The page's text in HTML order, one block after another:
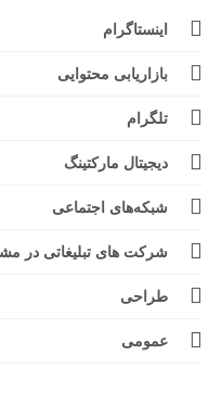
اینستاگرام
بازاریابی محتوایی
تلگرام
دیجیتال مارکتینگ
شبکه‌های اجتماعی
شرکت های تبلیغاتی در مشهد
طراحی
عمومی